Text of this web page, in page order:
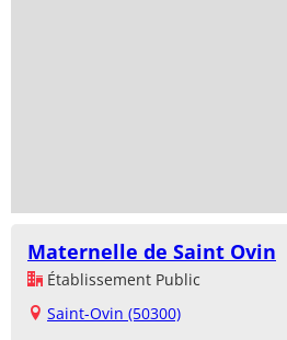
Maternelle de Saint Ovin
Établissement Public
Saint-Ovin (50300)